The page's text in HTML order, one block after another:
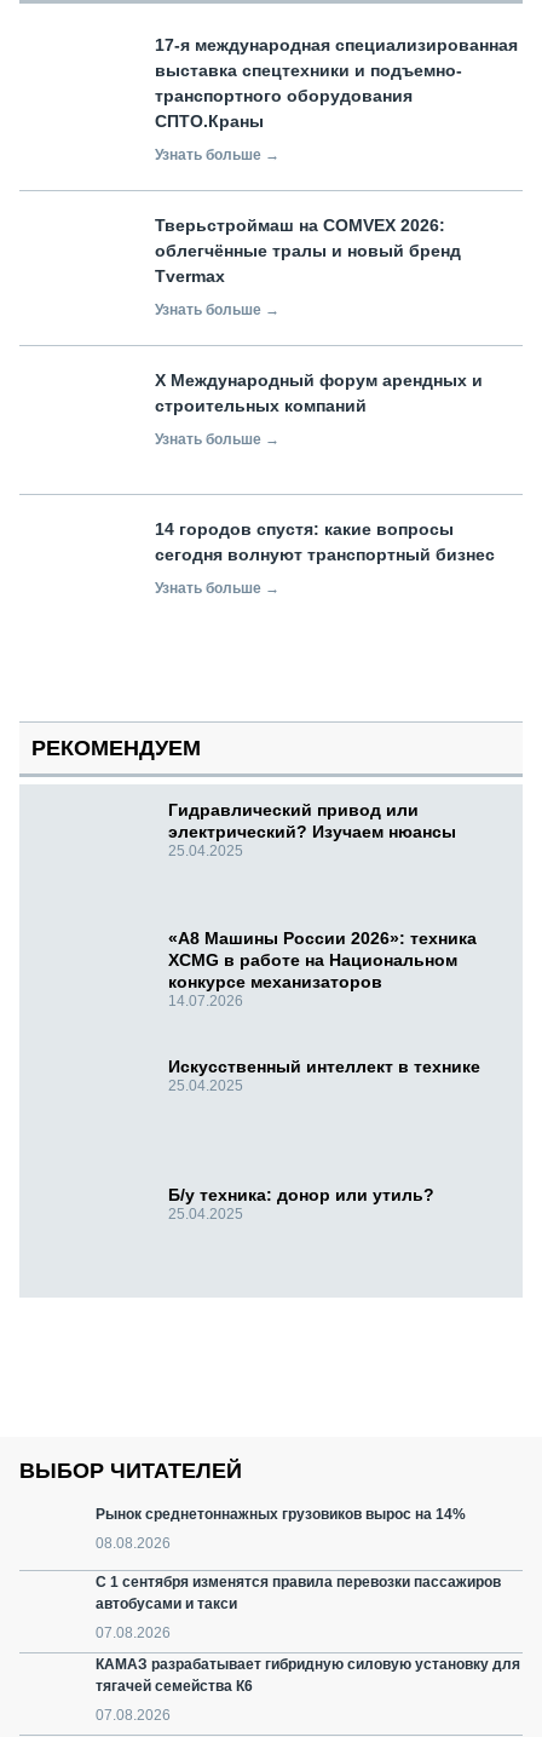
17-я международная специализированная
выставка спецтехники и подъемно-
транспортного оборудования
СПТО.Краны
Узнать больше →
Тверьстроймаш на COMVEX 2026:
облегчённые тралы и новый бренд
Tvermax
Узнать больше →
X Международный форум арендных и
строительных компаний
Узнать больше →
14 городов спустя: какие вопросы
сегодня волнуют транспортный бизнес
Узнать больше →
РЕКОМЕНДУЕМ
Гидравлический привод или
электрический? Изучаем нюансы
25.04.2025
«А8 Машины России 2026»: техника
XCMG в работе на Национальном
конкурсе механизаторов
14.07.2026
Искусственный интеллект в технике
25.04.2025
Б/у техника: донор или утиль?
25.04.2025
ВЫБОР ЧИТАТЕЛЕЙ
Рынок среднетоннажных грузовиков вырос на 14%
08.08.2026
С 1 сентября изменятся правила перевозки пассажиров
автобусами и такси
07.08.2026
КАМАЗ разрабатывает гибридную силовую установку для
тягачей семейства К6
07.08.2026